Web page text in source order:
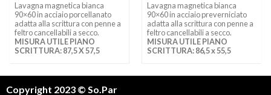
Lavagna magnetica bianca
90×60 in acciaio porcellanato
adatta alla scrittura con penne a
feltro cancellabili a secco.
MISURA UTILE PIANO
SCRITTURA: 87,5 X 57,5
Lavagna magnetica bianca
90×60 in acciaio preverniciato
adatta alla scrittura con penne a
feltro cancellabili a secco.
MISURA UTILE PIANO
SCRITTURA: 86,5 x 55,5
Copyright 2023 © So.Par